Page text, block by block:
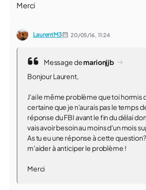
Merci
LaurentM3 20/05/16, 11:24
Message demarionjjb
Bonjour Laurent,
J'ai le même problème que toi hormis
certaine que je n'aurais pas le temps
réponse du FBI avant le fin du délai
vais avoir besoin au moins d'un mois
As tu eu une réponse à cette
m'aider à anticiper le problème !
Merci